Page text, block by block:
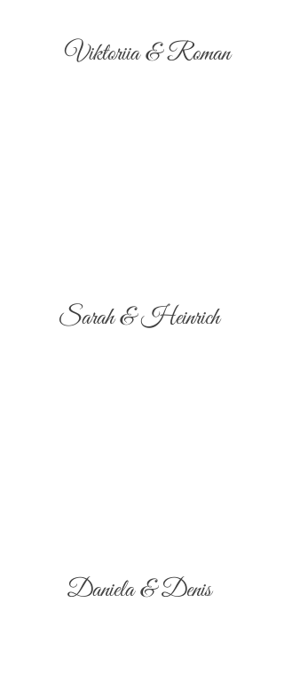
Viktoriia & Roman
Sarah & Heinrich
Daniela & Denis